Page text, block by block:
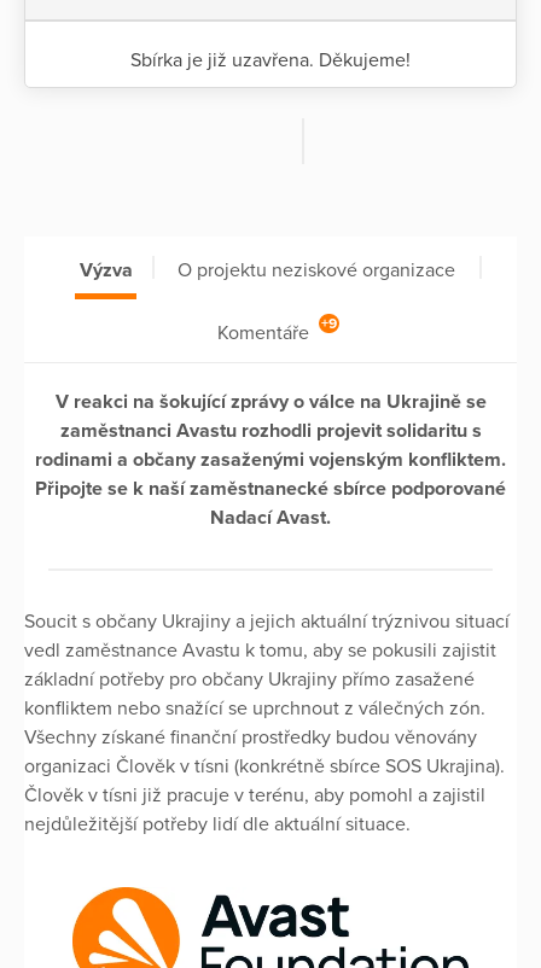
Sbírka je již uzavřena. Děkujeme!
Výzva O projektu neziskové organizace
Komentáře +9
V reakci na šokující zprávy o válce na Ukrajině se
zaměstnanci Avastu rozhodli projevit solidaritu s
rodinami a občany zasaženými vojenským konfliktem.
Připojte se k naší zaměstnanecké sbírce podporované
Nadací Avast.
Soucit s občany Ukrajiny a jejich aktuální trýznivou situací
vedl zaměstnance Avastu k tomu, aby se pokusili zajistit
základní potřeby pro občany Ukrajiny přímo zasažené
konfliktem nebo snažící se uprchnout z válečných zón.
Všechny získané finanční prostředky budou věnovány
organizaci Člověk v tísni (konkrétně sbírce SOS Ukrajina).
Člověk v tísni již pracuje v terénu, aby pomohl a zajistil
nejdůležitější potřeby lidí dle aktuální situace.